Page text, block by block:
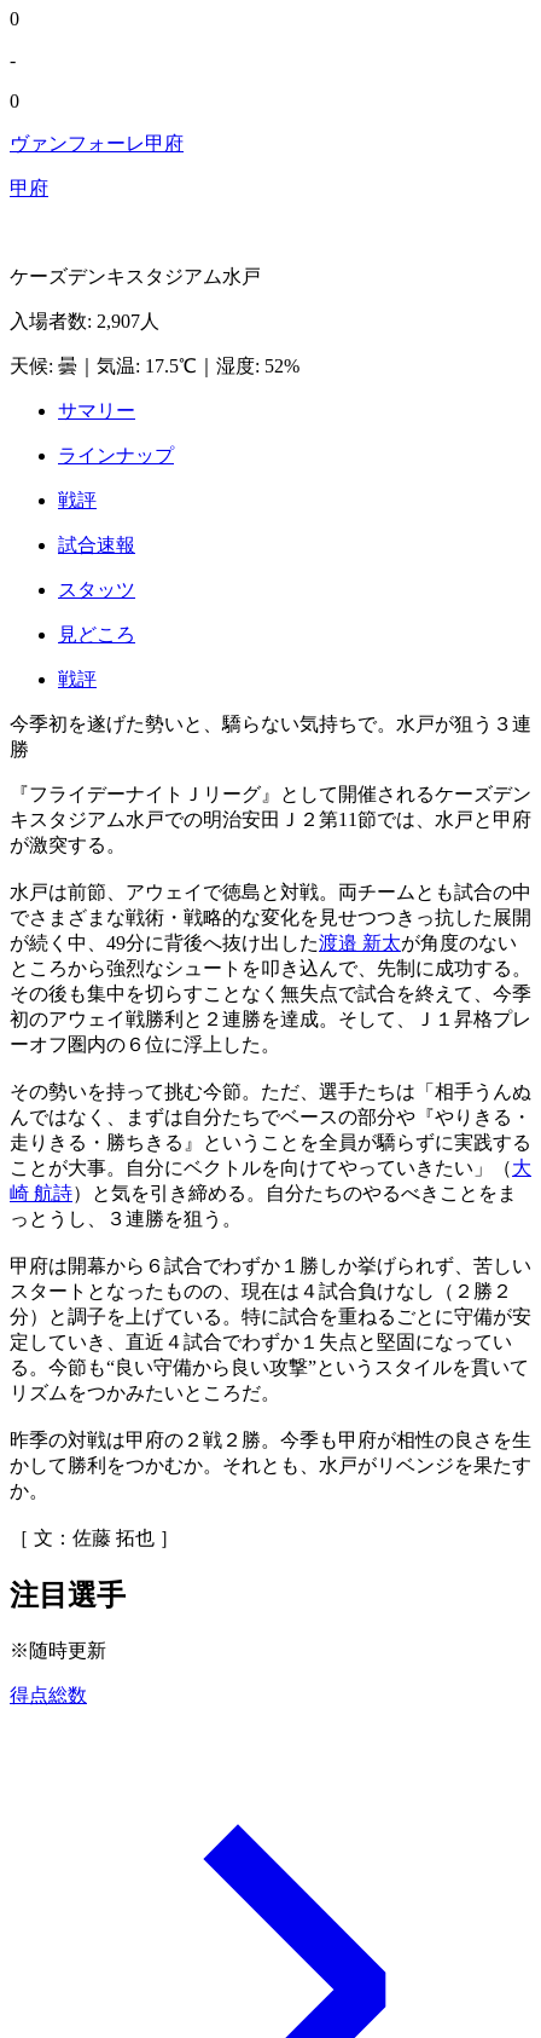
0
-
0
ヴァンフォーレ甲府
甲府
ケーズデンキスタジアム水戸
入場者数: 2,907人
天候: 曇 気温: 17.5℃ 湿度: 52%
サマリー
ラインナップ
戦評
試合速報
スタッツ
見どころ
戦評
今季初を遂げた勢いと、驕らない気持ちで。水戸が狙う３連
勝
『フライデーナイトＪリーグ』として開催されるケーズデン
キスタジアム水戸での明治安田Ｊ２第11節では、水戸と甲府
が激突する。
水戸は前節、アウェイで徳島と対戦。両チームとも試合の中
でさまざまな戦術・戦略的な変化を見せつつきっ抗した展開
が続く中、49分に背後へ抜け出した渡邉 新太が角度のない
ところから強烈なシュートを叩き込んで、先制に成功する。
その後も集中を切らすことなく無失点で試合を終えて、今季
初のアウェイ戦勝利と２連勝を達成。そして、Ｊ１昇格プレ
ーオフ圏内の６位に浮上した。
その勢いを持って挑む今節。ただ、選手たちは「相手うんぬ
んではなく、まずは自分たちでベースの部分や『やりきる・
走りきる・勝ちきる』ということを全員が驕らずに実践する
ことが大事。自分にベクトルを向けてやっていきたい」（大
崎 航詩）と気を引き締める。自分たちのやるべきことをま
っとうし、３連勝を狙う。
甲府は開幕から６試合でわずか１勝しか挙げられず、苦しい
スタートとなったものの、現在は４試合負けなし（２勝２
分）と調子を上げている。特に試合を重ねるごとに守備が安
定していき、直近４試合でわずか１失点と堅固になってい
る。今節も“良い守備から良い攻撃”というスタイルを貫いて
リズムをつかみたいところだ。
昨季の対戦は甲府の２戦２勝。今季も甲府が相性の良さを生
かして勝利をつかむか。それとも、水戸がリベンジを果たす
か。
［ 文：佐藤 拓也 ］
注目選手
※随時更新
得点総数